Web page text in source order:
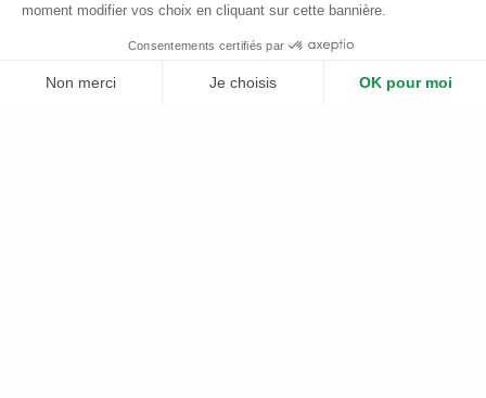
moment modifier vos choix en cliquant sur cette bannière.
Consentements certifiés par
Non merci Je choisis OK pour moi